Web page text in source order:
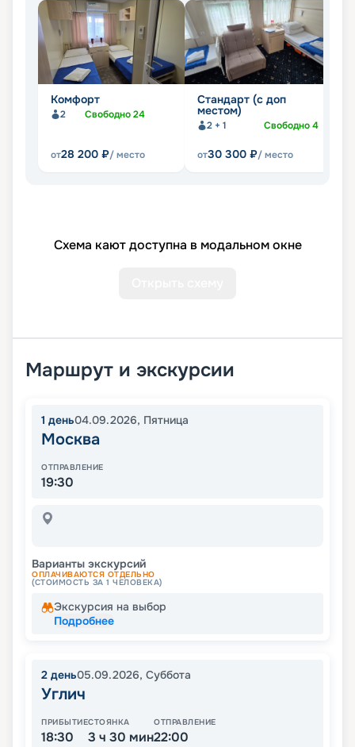
Комфорт
2 Свободно24
от28 200 ₽/ место
Стандарт (с доп
местом)
2 + 1 Свободно4
от30 300 ₽/ место
Схема кают доступна в модальном окне
Маршрут и экскурсии
1 день04.09.2026, Пятница
Москва
ОТПРАВЛЕНИЕ
19:30
Варианты экскурсий
ОПЛАЧИВАЮТСЯ ОТДЕЛЬНО
(СТОИМОСТЬ ЗА 1 ЧЕЛОВЕКА)
Экскурсия на выбор
Подробнее
2 день05.09.2026, Суббота
Углич
ПРИБЫТИЕ
18:30
СТОЯНКА
3 ч 30 мин
ОТПРАВЛЕНИЕ
22:00